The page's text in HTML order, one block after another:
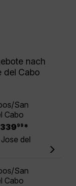
nach
del Cabo
San
Cabo
99 *
del
San
Cabo